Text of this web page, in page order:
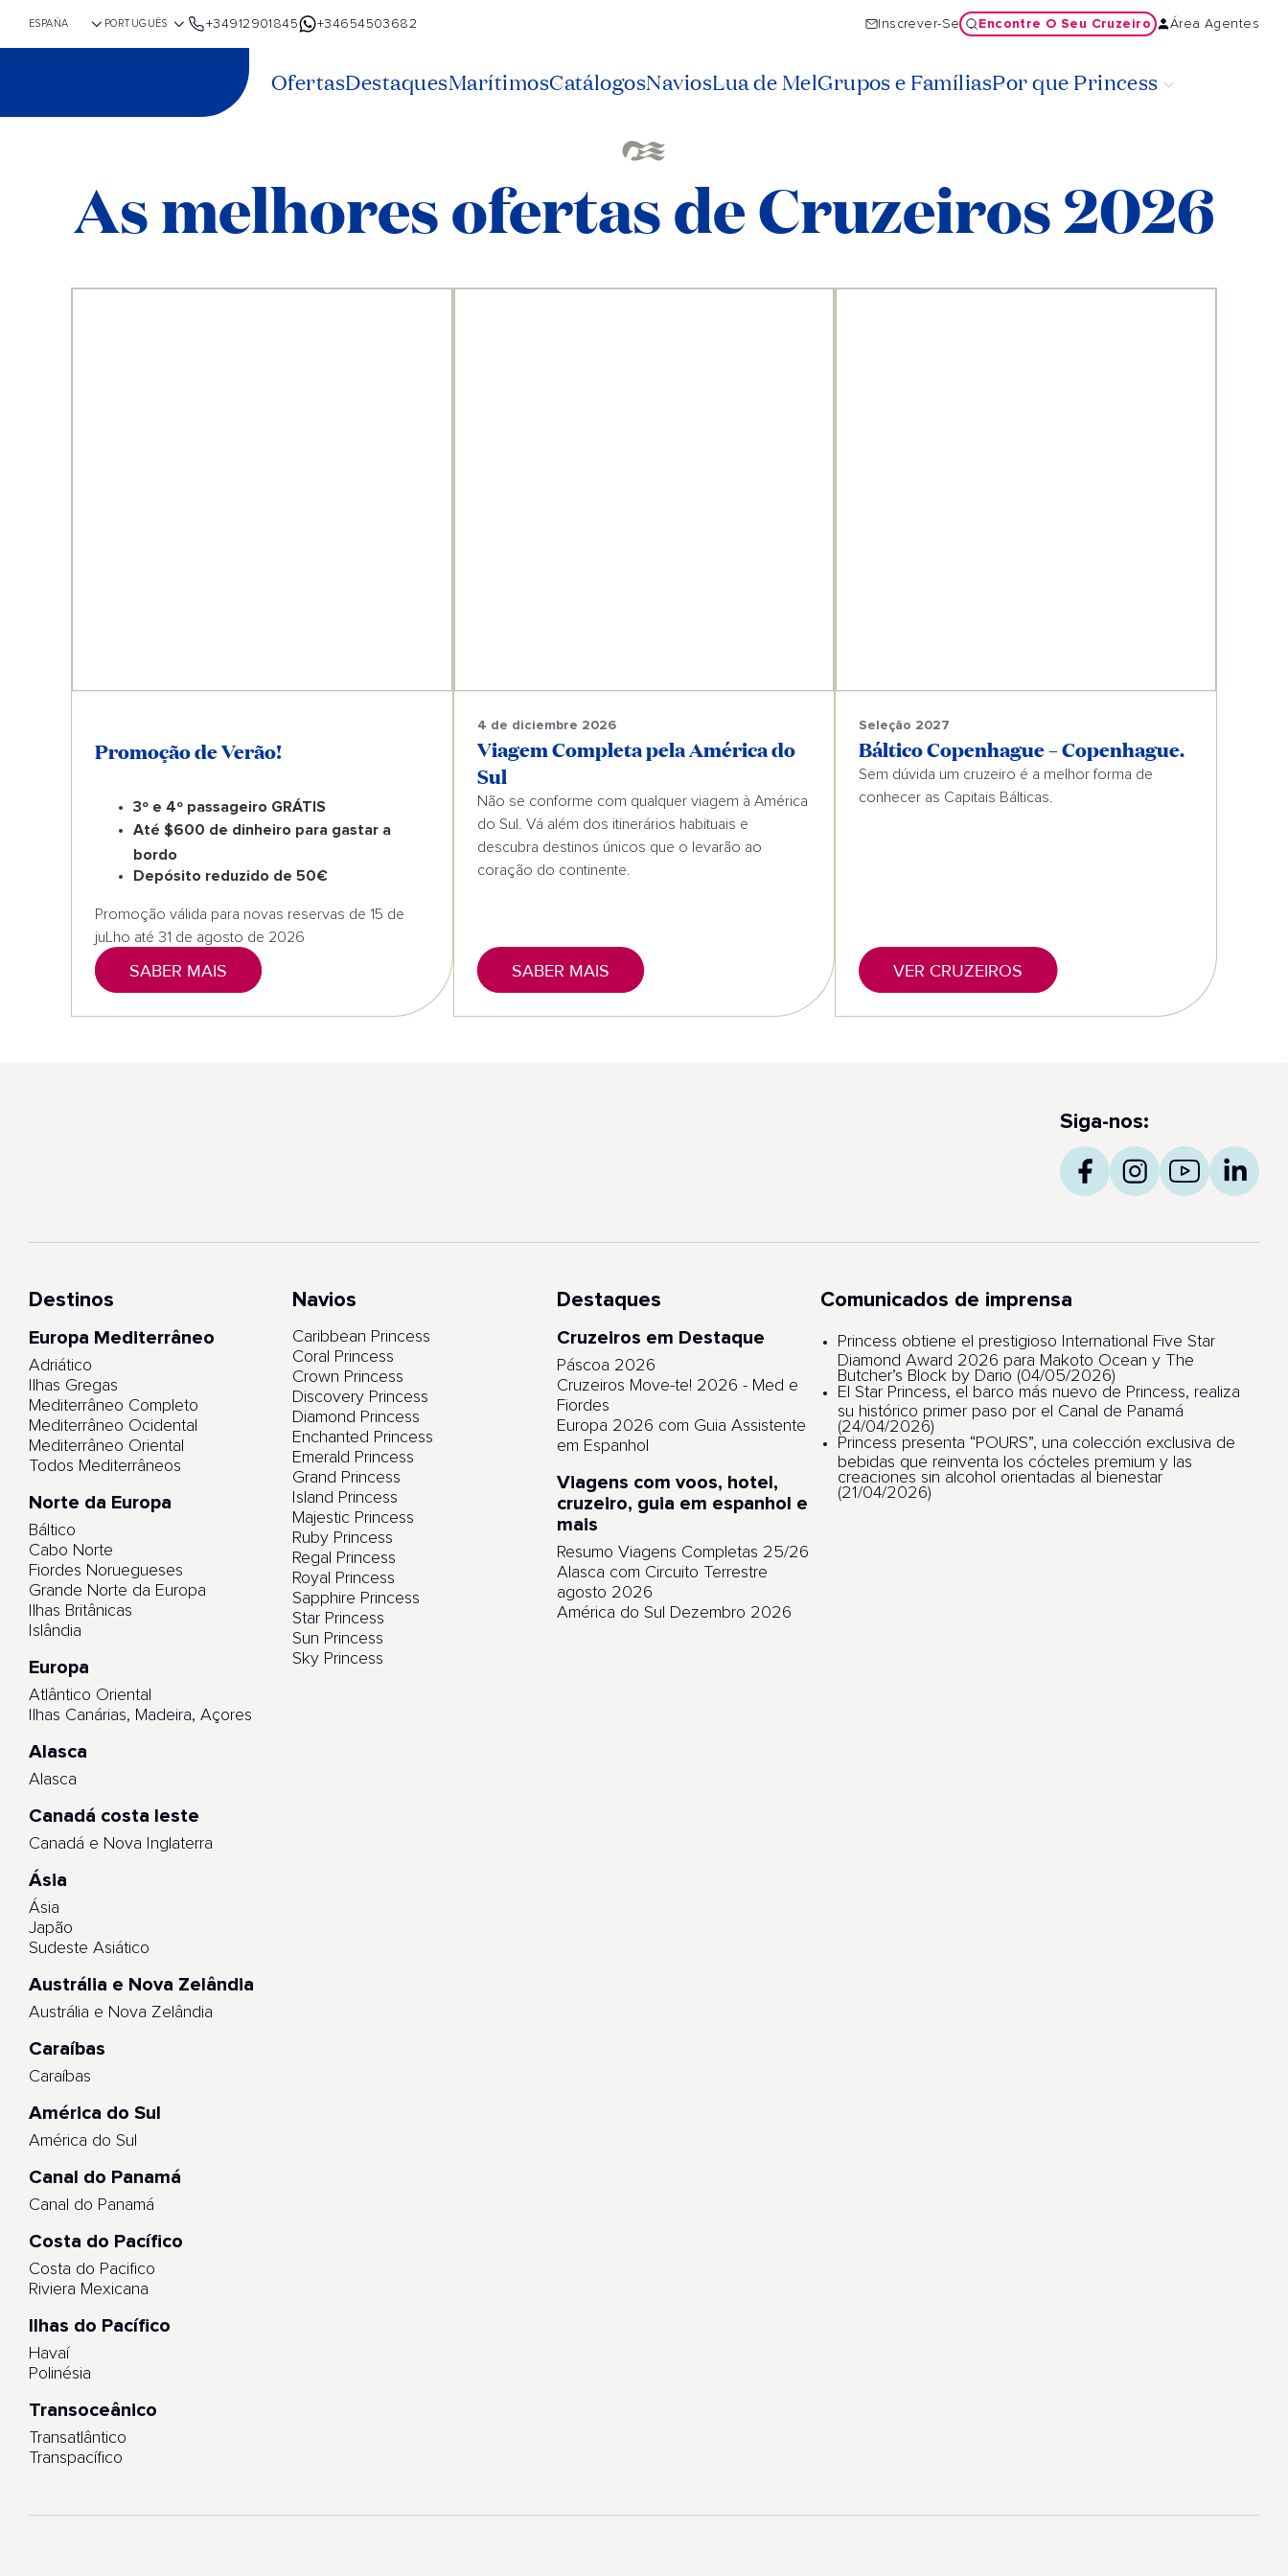
+34912901845 +34654503682 Inscrever-Se Encontre O Seu Cruzeiro Área Agentes
OfertasDestaquesMarítimosCatálogosNaviosLua de MelGrupos e FamíliasPor que Princess
As melhores ofertas de Cruzeiros 2026
Promoção de Verão!
3º e 4º passageiro GRÁTIS
Até $600 de dinheiro para gastar a
bordo
Depósito reduzido de 50€​
Promoção válida para novas reservas de 15 de
juLho até 31 de agosto de 2026
SABER MAIS
4 de diciembre 2026
Viagem Completa pela América do
Sul
Não se conforme com qualquer viagem à América
do Sul. Vá além dos itinerários habituais e
descubra destinos únicos que o levarão ao
coração do continente.
SABER MAIS
Seleção 2027
Báltico Copenhague – Copenhague.
Sem dúvida um cruzeiro é a melhor forma de
conhecer as Capitais Bálticas.
VER CRUZEIROS
Siga-nos:
Destinos
Europa Mediterrâneo
Adriático
Ilhas Gregas
Mediterrâneo Completo
Mediterrâneo Ocidental
Mediterrâneo Oriental
Todos Mediterrâneos
Norte da Europa
Báltico
Cabo Norte
Fiordes Noruegueses
Grande Norte da Europa
Ilhas Britânicas
Islândia
Europa
Atlântico Oriental
Ilhas Canárias, Madeira, Açores
Alasca
Alasca
Canadá costa leste
Canadá e Nova Inglaterra
Ásia
Ásia
Japão
Sudeste Asiático
Austrália e Nova Zelândia
Austrália e Nova Zelândia
Caraíbas
Caraíbas
América do Sul
América do Sul
Canal do Panamá
Canal do Panamá
Costa do Pacífico
Costa do Pacifico
Riviera Mexicana
Ilhas do Pacífico
Havaí
Polinésia
Transoceânico
Transatlântico
Transpacífico
Navios
Caribbean Princess
Coral Princess
Crown Princess
Discovery Princess
Diamond Princess
Enchanted Princess
Emerald Princess
Grand Princess
Island Princess
Majestic Princess
Ruby Princess
Regal Princess
Royal Princess
Sapphire Princess
Star Princess
Sun Princess
Sky Princess
Destaques
Cruzeiros em Destaque
Páscoa 2026
Cruzeiros Move-te! 2026 - Med e
Fiordes
Europa 2026 com Guia Assistente
em Espanhol
Viagens com voos, hotel,
cruzeiro, guia em espanhol e
mais
Resumo Viagens Completas 25/26
Alasca com Circuito Terrestre
agosto 2026
América do Sul Dezembro 2026
Comunicados de imprensa
Princess obtiene el prestigioso International Five Star
Diamond Award 2026 para Makoto Ocean y The
Butcher’s Block by Dario (04/05/2026)
El Star Princess, el barco más nuevo de Princess, realiza
su histórico primer paso por el Canal de Panamá
(24/04/2026)
Princess presenta “POURS”, una colección exclusiva de
bebidas que reinventa los cócteles premium y las
creaciones sin alcohol orientadas al bienestar
(21/04/2026)